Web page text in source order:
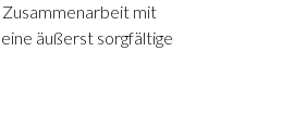
mit
äußerst sorgfältige